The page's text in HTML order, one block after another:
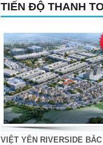
TIẾN ĐỘ THANH
VIỆT YÊN RIVERSIDE BẮC